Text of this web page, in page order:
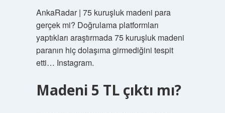
AnkaRadar | 75 kuruşluk madeni para
gerçek mi? Doğrulama platformları
yaptıkları araştırmada 75 kuruşluk madeni
paranın hiç dolaşıma girmediğini tespit
etti… Instagram.
Madeni 5 TL çıktı mı?